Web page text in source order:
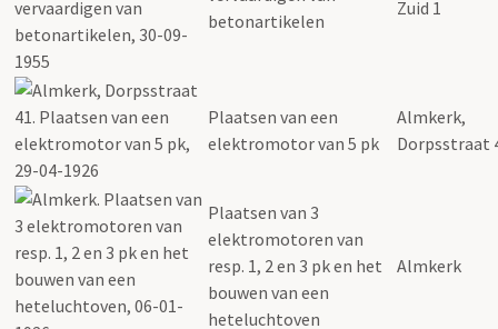
betonartikelen
Zuid 1
Plaatsen van een
elektromotor van 5 pk
Almkerk,
Dorpsstraat
Plaatsen van 3
elektromotoren van
resp. 1, 2 en 3 pk en het
bouwen van een
heteluchtoven
Almkerk